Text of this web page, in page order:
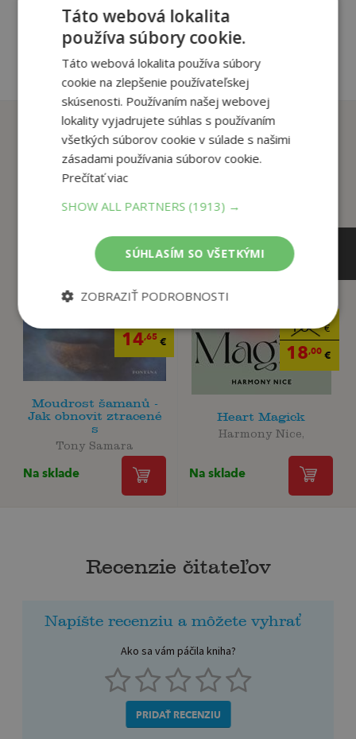
Zákazníci, ktorí si kúpili
tento titul si tiež kúpili
14,65€
Moudrost šamanů -
Jak obnovit ztracené
s
Tony Samara
Na sklade
18 ,95€
18,00 €
Heart Magick
Harmony Nice,
Na sklade
Recenzie čitateľov
Napíšte recenziu a môžete vyhrať
Ako sa vám páčila kniha?
PRIDAŤ RECENZIU
Táto webová lokalita
používa súbory cookie.
Táto webová lokalita používa súbory
cookie na zlepšenie používateľskej
skúsenosti. Používaním našej webovej
lokality vyjadrujete súhlas s používaním
všetkých súborov cookie v súlade s našimi
zásadami používania súborov cookie.
Prečítať viac
SHOW ALL PARTNERS (1913) →
SÚHLASÍM SO VŠETKÝMI
ZOBRAZIŤ PODROBNOSTI